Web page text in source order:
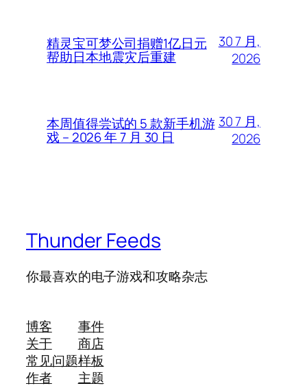
精灵宝可梦公司捐赠1亿日元
帮助日本地震灾后重建
30 7 月,
2026
本周值得尝试的 5 款新手机游
戏 – 2026 年 7 月 30 日
30 7 月,
2026
Thunder Feeds
你最喜欢的电子游戏和攻略杂志
博客
关于
常见问题
作者
事件
商店
样板
主题